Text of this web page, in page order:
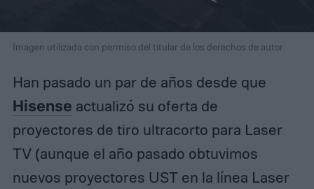
Imagen utilizada con permiso del titular de los derechos de autor
Han pasado un par de años desde que
Hisense actualizó su oferta de
proyectores de tiro ultracorto para Laser
TV (aunque el año pasado obtuvimos
nuevos proyectores UST en la línea Laser